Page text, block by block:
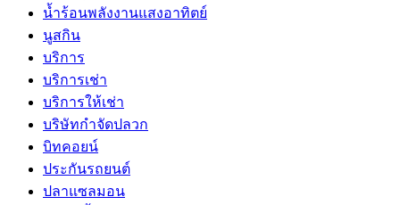
น้ำร้อนพลังงานแสงอาทิตย์
นูสกิน
บริการ
บริการเช่า
บริการให้เช่า
บริษัทกำจัดปลวก
บิทคอยน์
ประกันรถยนต์
ปลาแซลมอน